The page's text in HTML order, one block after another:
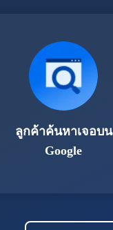
ลูกค้าค้นหาเจอบน
Google